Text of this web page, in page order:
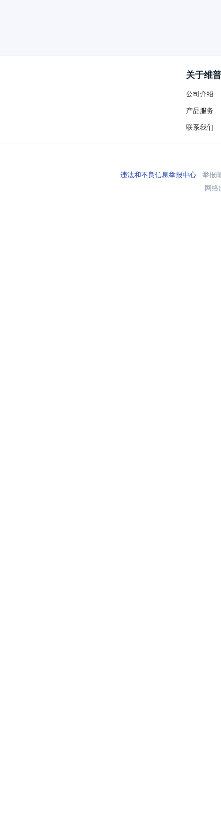
关于维普
公司介绍
产品服务
联系我们
违法和不良信息举报中心举报
网